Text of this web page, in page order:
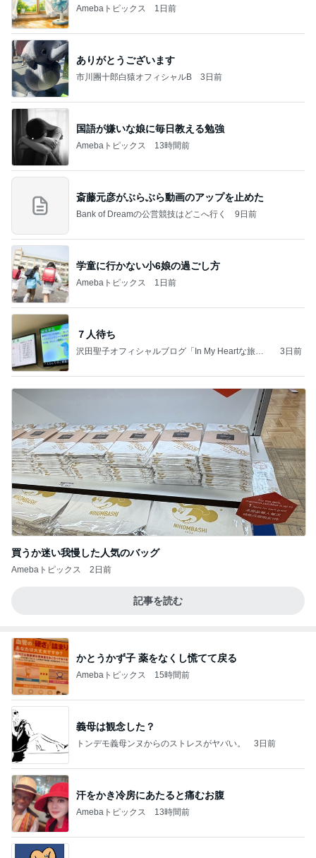
Amebaトピックス 1日前
ありがとうございます
市川團十郎白猿オフィシャルB 3日前
国語が嫌いな娘に毎日教える勉強
Amebaトピックス 13時間前
斎藤元彦がぶらぶら動画のアップを止めた
Bank of Dreamの公営競技はどこへ行く 9日前
学童に行かない小6娘の過ごし方
Amebaトピックス 1日前
７人待ち
沢田聖子オフィシャルブログ「In My Heartな旅日
3日前
買うか迷い我慢した人気のバッグ
Amebaトピックス 2日前
記事を読む
かとうかず子 薬をなくし慌てて戻る
Amebaトピックス 15時間前
義母は観念した？
トンデモ義母ンヌからのストレスがヤバい。 3日前
汗をかき冷房にあたると痛むお腹
Amebaトピックス 13時間前